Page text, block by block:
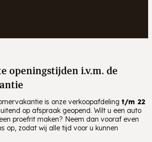
openingstijden i.v.m. de
is onze verkoopafdeling t/m 22
op afspraak geopend. Wilt u een auto
proefrit maken? Neem dan vooraf even
op, zodat wij alle tijd voor u kunnen